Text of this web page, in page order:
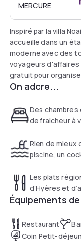
MERCURE
Inspiré par la villa
accueille dans un
moderne avec des
voyageurs d'affaires
gratuit pour
Hyères fait aussi la
dans la salle de
des vins de
On adore...
Des chambres
de fraicheur à
Rien de mieux
piscine, un
Les plats
d’Hyères et
Équipements
Restaurant
Coin Petit-